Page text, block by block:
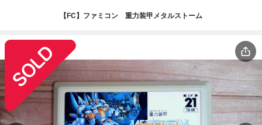
【FC】ファミコン 重力装甲メタルストーム